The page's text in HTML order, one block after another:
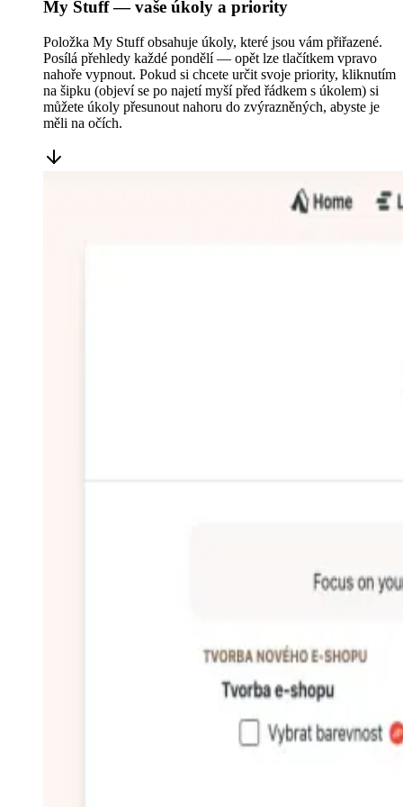
My Stuff — vaše úkoly a priority
Položka My Stuff obsahuje úkoly, které jsou vám přiřazené.
Posílá přehledy každé pondělí — opět lze tlačítkem vpravo
nahoře vypnout. Pokud si chcete určit svoje priority, kliknutím
na šipku (objeví se po najetí myší před řádkem s úkolem) si
můžete úkoly přesunout nahoru do zvýrazněných, abyste je
měli na očích.